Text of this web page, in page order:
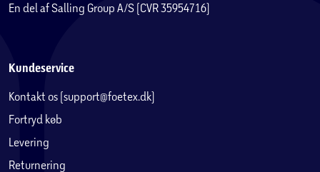
En del af Salling Group A/S (CVR 35954716)
Kundeservice
Kontakt os (support@foetex.dk)
Fortryd køb
Levering
Returnering